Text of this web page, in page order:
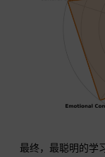
最终，最聪明的学